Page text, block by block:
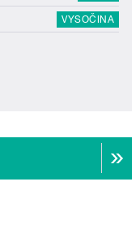
VYSOČINA